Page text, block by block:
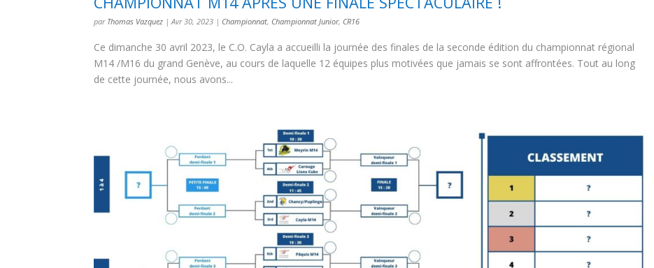
par Thomas Vazquez |Avr 30, 2023 | Championnat, Championnat Junior, CR16
Ce dimanche 30 avril 2023, le C.O. Cayla a accueilli la journée des finales de la seconde édition du championnat régional
M14 /M16 du grand Genève, au cours de laquelle 12 équipes plus motivées que jamais se sont affrontées. Tout au long
de cette journée, nous avons...